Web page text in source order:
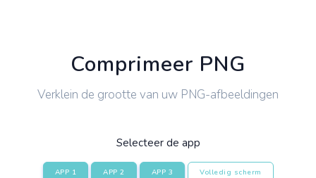
Comprimeer PNG
Verklein de grootte van uw PNG-afbeeldingen
Selecteer de app
APP 1 APP 2 APP 3 Volledig scherm